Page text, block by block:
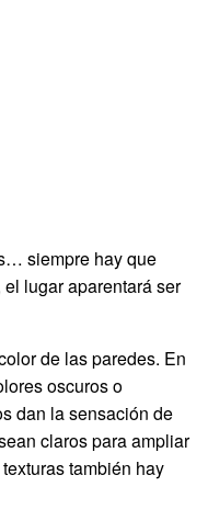
siempre hay que
lugar aparentará ser
de las paredes. En
oscuros o
dan la sensación de
claros para ampliar
también hay